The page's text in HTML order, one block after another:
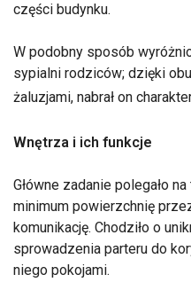
części budynku.
W podobny sposób
sypialni rodziców; dzięki
żaluzjami, nabrał on
Wnętrza i ich funkcje
Główne zadanie polegało
minimum powierzchnię
komunikację. Chodziło o
sprowadzenia parteru do
niego pokojami.